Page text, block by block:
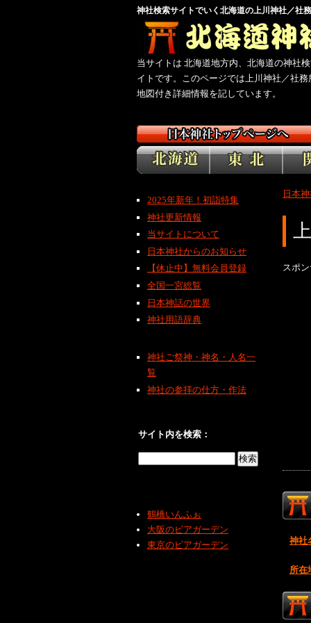
神社検索サイトでいく北海道の上川神社／社
当サイトは 北海道地方内、北海道の神社
イトです。このページでは上川神社／社務
地図付き詳細情報を記しています。
日本
スポ
神社
所在
2025年新年！初詣特集
神社更新情報
当サイトについて
日本神社からのお知らせ
【休止中】無料会員登録
全国一宮総覧
日本神話の世界
神社用語辞典
神社ご祭神・神名・人名一
覧
神社の参拝の仕方・作法
サイト内を検索：
鶴橋いんふぉ
大阪のビアガーデン
東京のビアガーデン